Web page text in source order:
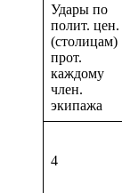
Удары по
полит. цен.
(столицам)
прот.
каждому
член.
экипажа
4